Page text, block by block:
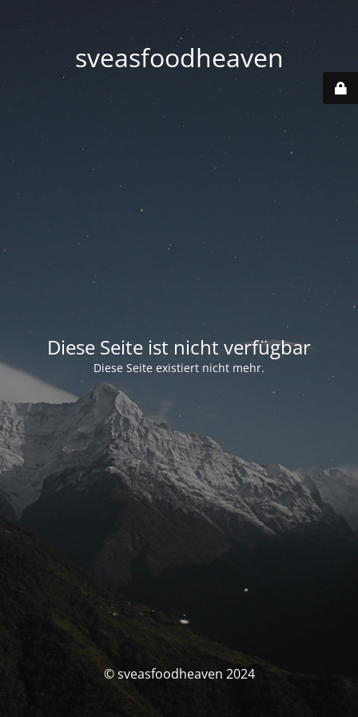
sveasfoodheaven
Diese Seite ist nicht verfügbar
Diese Seite existiert nicht mehr.
© sveasfoodheaven 2024